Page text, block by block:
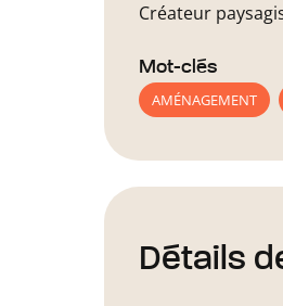
Créateur
Mot-clés
AMÉNAGEMENT
Détails